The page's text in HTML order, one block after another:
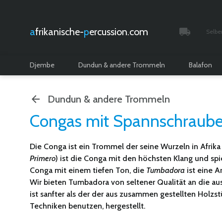
afrikanische- percussion.com
Djembe Dundun & andere Trommeln Balafon
Dundun & andere Trommeln
Congas mit
Die Conga ist ein Trommel der seine Wurzeln in
Primero) ist die Conga mit den höchsten Klang und
Conga mit einem tiefen Ton, die Tumbadora ist eine
Wir bieten Tumbadora von seltener Qualität an die
ist sanfter als der der aus zusammen gestellten
Techniken benutzen, hergestellt.